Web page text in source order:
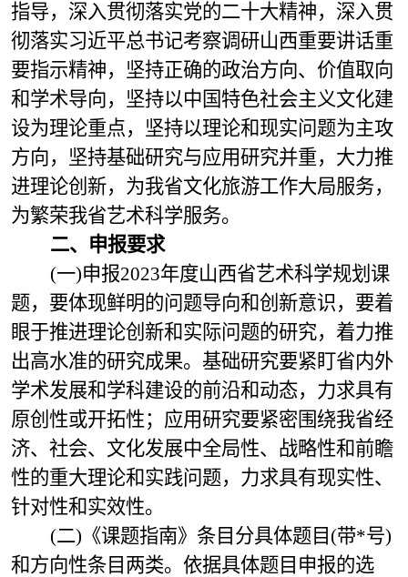
指导，深入贯彻落实党的二十大精神，深入贯
彻落实习近平总书记考察调研山西重要讲话重
要指示精神，坚持正确的政治方向、价值取向
和学术导向，坚持以中国特色社会主义文化建
设为理论重点，坚持以理论和现实问题为主攻
方向，坚持基础研究与应用研究并重，大力推
进理论创新，为我省文化旅游工作大局服务，
为繁荣我省艺术科学服务。
二、申报要求
(一)申报2023年度山西省艺术科学规划课
题，要体现鲜明的问题导向和创新意识，要着
眼于推进理论创新和实际问题的研究，着力推
出高水准的研究成果。基础研究要紧盯省内外
学术发展和学科建设的前沿和动态，力求具有
原创性或开拓性；应用研究要紧密围绕我省经
济、社会、文化发展中全局性、战略性和前瞻
性的重大理论和实践问题，力求具有现实性、
针对性和实效性。
(二)《课题指南》条目分具体题目(带*号)
和方向性条目两类。依据具体题目申报的选